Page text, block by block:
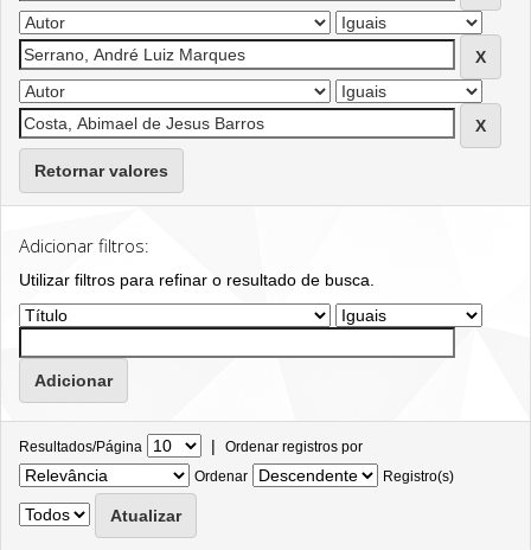
Retornar valores
Adicionar filtros:
Utilizar filtros para refinar o resultado de busca.
Resultados/Página | Ordenar registros por
Ordenar
Registro(s)